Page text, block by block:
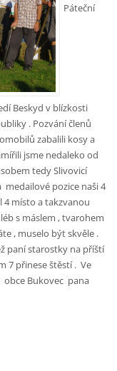
Páteční
Beskyd v blízkosti
. Pozvání členů
zabalili kosy a
jsme nedaleko od
tedy Slivovicí
medailové pozice naši 4
4 místo a takzvanou
s máslem , tvarohem
, muselo být skvěle .
paní starostky na příští
7 přinese štěstí . Ve
Bukovec pana